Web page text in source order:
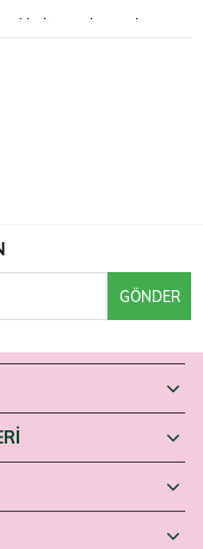
altına sıkın ve kısa
önlenmesi veya tedavisi
Ocean Methyl B12
GÖNDER